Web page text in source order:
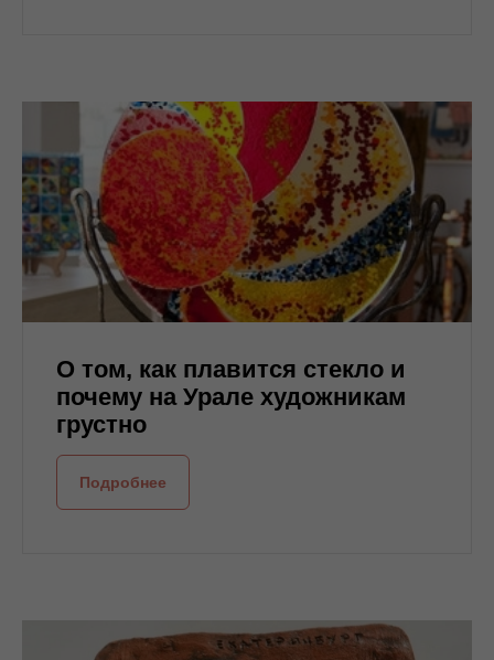
О том, как плавится стекло и
почему на Урале художникам
грустно
Подробнее